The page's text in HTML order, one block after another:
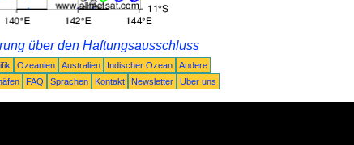
über den Haftungsausschluss
Ozeanien Australien Indischer Ozean
Andere
FAQ Sprachen Kontakt Newsletter Über uns